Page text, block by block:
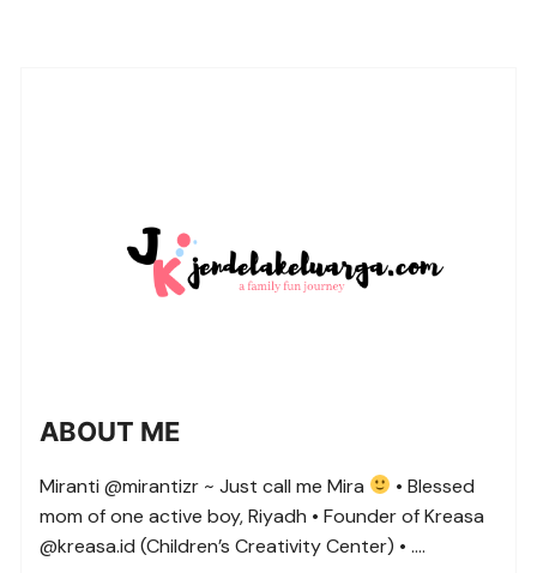
ABOUT ME
Miranti @mirantizr ~ Just call me Mira
• Blessed
mom of one active boy, Riyadh • Founder of Kreasa
@kreasa.id (Children’s Creativity Center) • ….